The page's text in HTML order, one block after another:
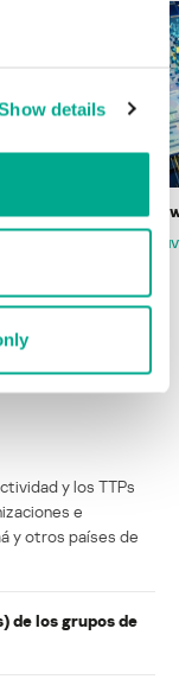
details
Estado del
MARC
y los TTPs
e
y otros países de
de los grupos de